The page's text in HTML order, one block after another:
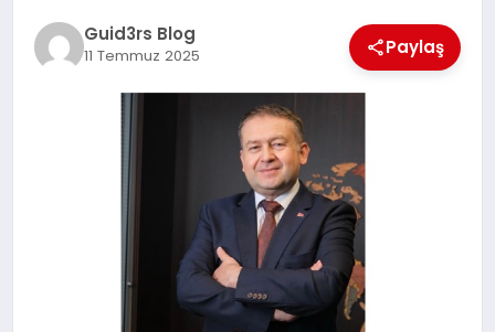
Guid3rs Blog
11 Temmuz 2025 Paylaş